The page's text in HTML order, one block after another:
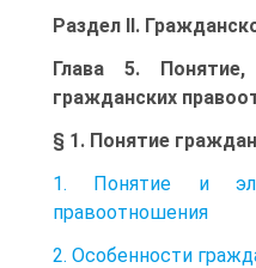
Раздел II.
Глава 5.
гражданских
§ 1. Понятие
1. Понятие и
правоотношения
2. Особенности